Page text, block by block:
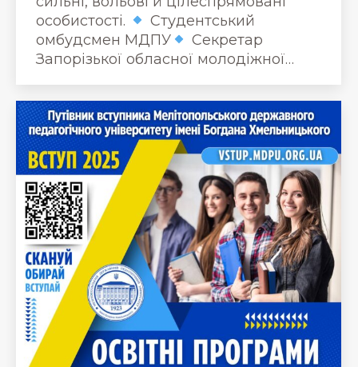
особистості.
Студентський
омбудсмен МДПУ
Секретар
Запорізької обласної молодіжної…